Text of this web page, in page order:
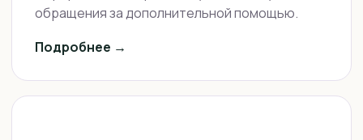
обращения за дополнительной помощью.
Подробнее →